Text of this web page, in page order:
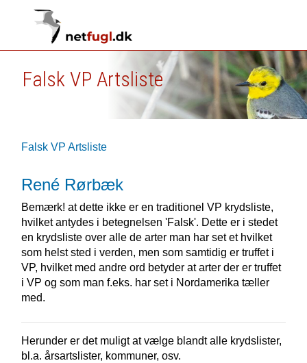
Falsk VP Artsliste
Falsk VP Artsliste
René Rørbæk
Bemærk! at dette ikke er en traditionel VP krydsliste,
hvilket antydes i betegnelsen 'Falsk'. Dette er i stedet
en krydsliste over alle de arter man har set et hvilket
som helst sted i verden, men som samtidig er truffet i
VP, hvilket med andre ord betyder at arter der er truffet
i VP og som man f.eks. har set i Nordamerika tæller
med.
Herunder er det muligt at vælge blandt alle krydslister,
bl.a. årsartslister, kommuner, osv.